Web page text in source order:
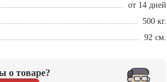
от 14 дней
500 кг.
92 см.
о товаре?